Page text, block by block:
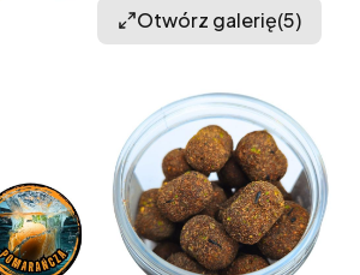
Otwórz galerię(5)